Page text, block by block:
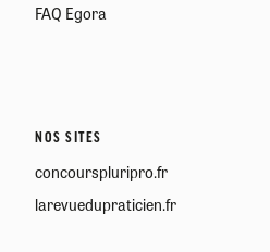
FAQ Egora
NOS SITES
concourspluripro.fr
larevuedupraticien.fr